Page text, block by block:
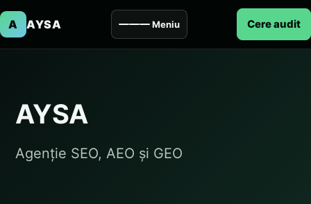
A AYSA Meniu Cere audit
AYSA
Agenție SEO, AEO și GEO